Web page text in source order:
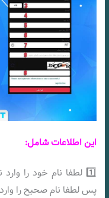
این اطلاعات شامل:
1️⃣ لطفا نام خود را
پس لطفا نام صحیح را